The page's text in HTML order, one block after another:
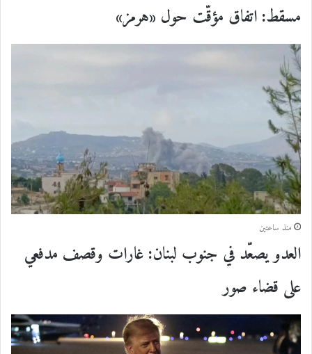
مسقط: اتفاق مؤقّت حول «هرمز»
منذ ساعتين
العدو يصعّد في جنوب لبنان: غارات وقصف مدفعي
على قضاء صور